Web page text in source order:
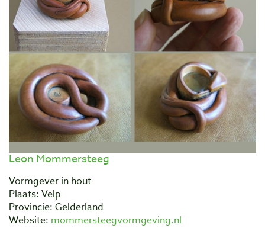
Leon Mommersteeg
Vormgever in hout
Plaats: Velp
Provincie: Gelderland
Website: mommersteegvormgeving.nl